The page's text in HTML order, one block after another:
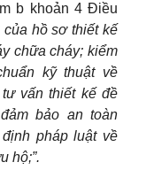
b khoản 4 Điều
của hồ sơ thiết kế
chữa cháy; kiểm
kỹ thuật về
vấn thiết kế đề
bảo an toàn
pháp luật về
hộ;”.